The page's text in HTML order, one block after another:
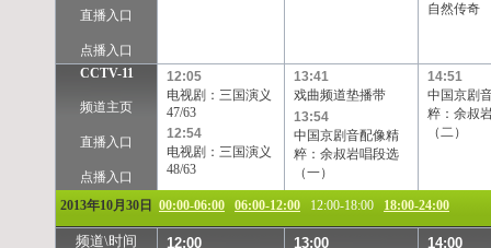
直播入口
点播入口
自然传奇
CCTV-11
频道主页
直播入口
点播入口
12:05
电视剧：三国演义
47/63
12:54
电视剧：三国演义
48/63
13:41
戏曲频道垫播带
13:54
中国京剧音配像精
粹：余叔岩唱段选
（一）
14:51
中国京剧
粹：余叔
（二）
2013年10月30日 00:00-06:00 06:00-12:00 12:00-18:00 18:00-24:00
频道\时间 12:00 13:00 14:00